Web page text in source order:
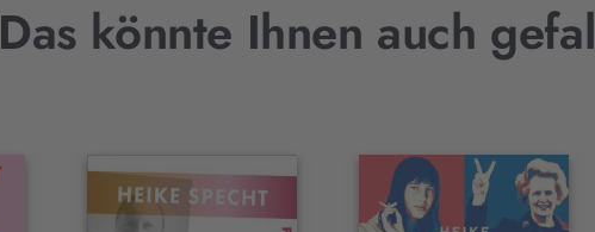
Das könnte Ihnen auch